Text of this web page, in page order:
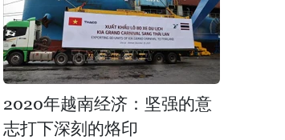
2020年越南经济：坚强的意
志打下深刻的烙印